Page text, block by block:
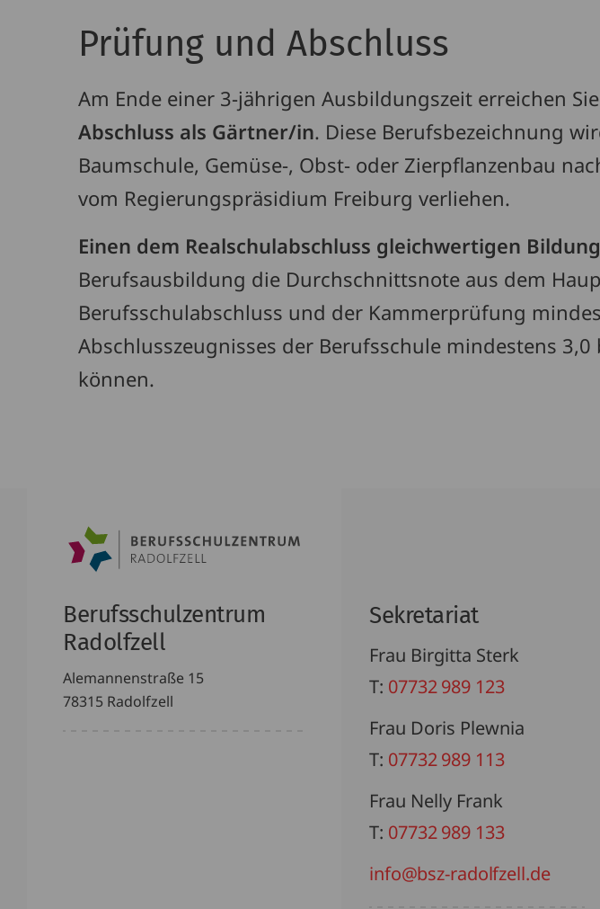
Prüfung und Abschluss
Am Ende einer 3-jährigen Ausbildungszeit erreichen
Abschluss als Gärtner/in. Diese Berufsbezeichnung
Baumschule, Gemüse-, Obst- oder Zierpflanzenbau
vom Regierungspräsidium Freiburg verliehen.
Einen dem Realschulabschluss gleichwertigen
Berufsausbildung die Durchschnittsnote aus dem
Berufsschulabschluss und der Kammerprüfung
Abschlusszeugnisses der Berufsschule mindestens
können.
Berufsschulzentrum
Radolfzell
Alemannenstraße 15
78315 Radolfzell
Sekretariat
Frau Birgitta Sterk
T: 07732 989 123
Frau Doris Plewnia
T: 07732 989 113
Frau Nelly Frank
T: 07732 989 133
info@bsz-radolfzell.de